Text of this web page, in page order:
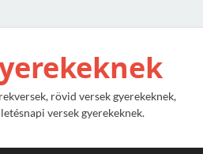
rövid versek gyerekeknek,
versek gyerekeknek.